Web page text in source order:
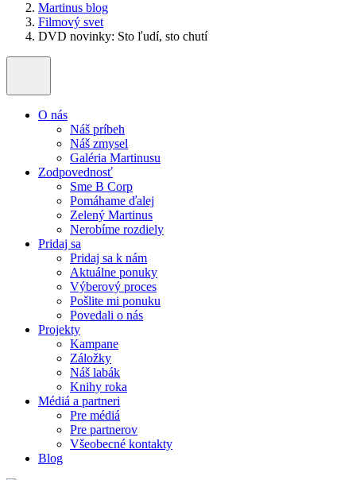
Martinus blog
Filmový svet
DVD novinky: Sto ľudí, sto chutí
O nás
Náš príbeh
Náš zmysel
Galéria Martinusu
Zodpovednosť
Sme B Corp
Pomáhame ďalej
Zelený Martinus
Nerobíme rozdiely
Pridaj sa
Pridaj sa k nám
Aktuálne ponuky
Výberový proces
Pošlite mi ponuku
Povedali o nás
Projekty
Kampane
Záložky
Náš labák
Knihy roka
Médiá a partneri
Pre médiá
Pre partnerov
Všeobecné kontakty
Blog